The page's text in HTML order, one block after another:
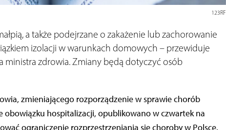
123RF
a także podejrzane o zakażenie lub zachorowanie
izolacji w warunkach domowych – przewiduje
ministra zdrowia. Zmiany będą dotyczyć osób
zmieniającego rozporządzenie w sprawie chorób
obowiązku hospitalizacji, opublikowano w czwartek na
ograniczenie rozprzestrzeniania się choroby w Polsce.